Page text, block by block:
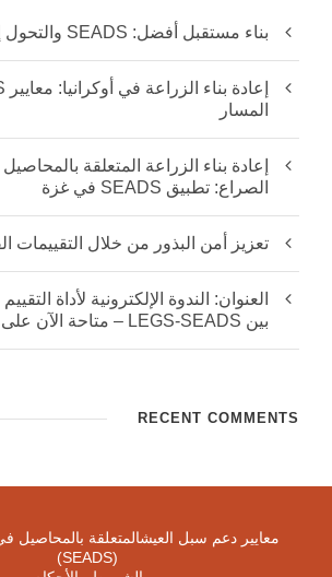
بناء مستقبل أفضل: SEADS والتحول إلى دعم النظم
المسار
إعادة بناء الزراعة المتعلقة
الصراع: تطبيق SEADS في غزة
تعزيز أمن البذور من خلال التقييمات
بين LEGS-SEADS – متاحة الآن على الإنترنت!
RECENT COMMENTS
معايير دعم سبل العيشالمتعلقة بالمحاصيل
(SEADS)